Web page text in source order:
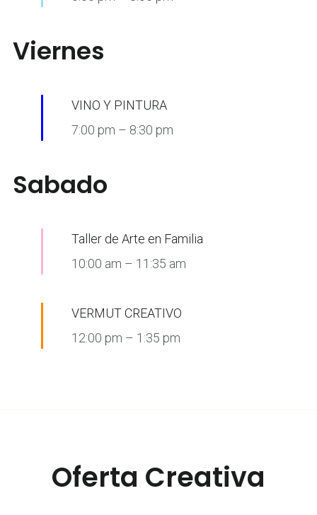
Viernes
VINO Y PINTURA
7:00 pm – 8:30 pm
Sabado
Taller de Arte en Familia
10:00 am – 11:35 am
VERMUT CREATIVO
12:00 pm – 1:35 pm
Oferta Creativa